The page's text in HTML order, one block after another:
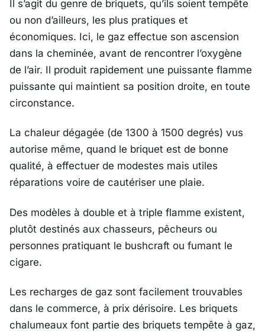
Il s’agit du genre de briquets, qu’ils soient tempête
ou non d’ailleurs, les plus pratiques et
économiques. Ici, le gaz effectue son ascension
dans la cheminée, avant de rencontrer l’oxygène
de l’air. Il produit rapidement une puissante flamme
puissante qui maintient sa position droite, en toute
circonstance.
La chaleur dégagée (de 1300 à 1500 degrés) vus
autorise même, quand le briquet est de bonne
qualité, à effectuer de modestes mais utiles
réparations voire de cautériser une plaie.
Des modèles à double et à triple flamme existent,
plutôt destinés aux chasseurs, pêcheurs ou
personnes pratiquant le bushcraft ou fumant le
cigare.
Les recharges de gaz sont facilement trouvables
dans le commerce, à prix dérisoire. Les briquets
chalumeaux font partie des briquets tempête à gaz,